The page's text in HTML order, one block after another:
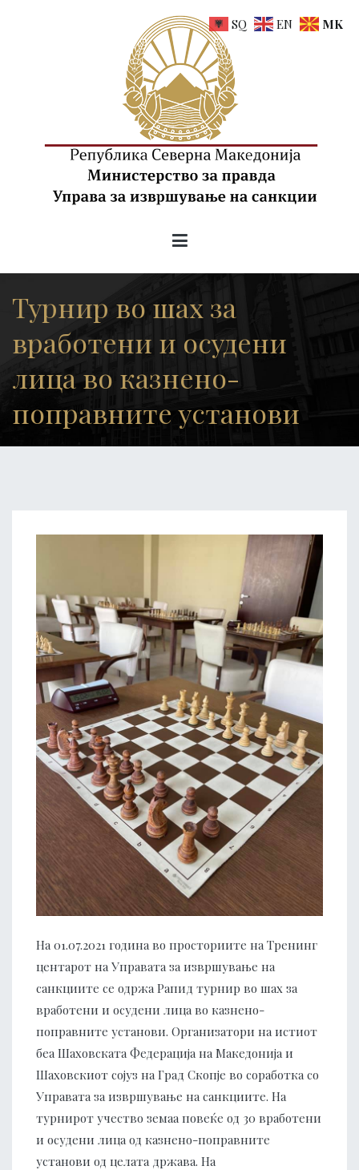
Tурнир во шах за
вработени и осудени
лица во казнено-
поправните установи
На 01.07.2021 година во просториите на Тренинг
центарот на Управата за извршување на
санкциите се одржа Рапид турнир во шах за
вработени и осудени лица во казнено-
поправните установи. Организатори на истиот
беа Шаховската Федерација на Македонија и
Шаховскиот сојуз на Град Скопје во соработка со
Управата за извршување на санкциите. На
турнирот учество земаа повеќе од 30 вработени
и осудени лица од казнено-поправните
установи од целата држава. На
SQ EN MK